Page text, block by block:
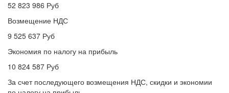
52 823 986 Руб
Возмещение НДС
9 525 637 Руб
Экономия по налогу на прибыль
10 824 587 Руб
За счет последующего возмещения НДС, скидки и экономии